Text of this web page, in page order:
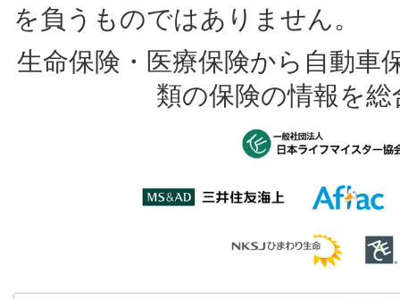
を負うものではありません。
生命保険・医療保険から自動車
類の保険の情報を